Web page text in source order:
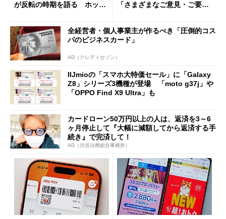
が反転の時期を語る ホッピ
「さまざまなご意見・ご要望
全経営者・個人事業主が作るべき「圧倒的コス
パのビジネスカード」
AD（クレディセゾン）
IIJmioの「スマホ大特価セール」に「Galaxy
Z8」シリーズ3機種が登場 「moto g37j」や
「OPPO Find X9 Ultra」も
カードローン50万円以上の人は、返済を3～6
ヶ月停止して『大幅に減額してから返済する手
続き』で完済して！
AD（渋谷法務総合事務所）